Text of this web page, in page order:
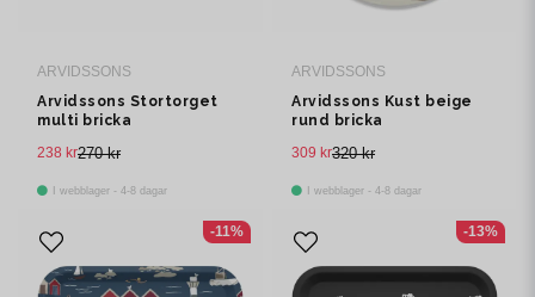
ARVIDSSONS
Arvidssons Stortorget
multi bricka
270 kr
238 kr
I webblager - 4-8 dagar
ARVIDSSONS
Arvidssons Kust beige
rund bricka
320 kr
309 kr
I webblager - 4-8 dagar
-11% -13%